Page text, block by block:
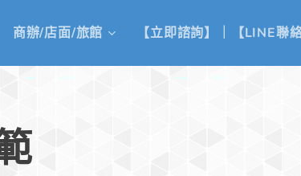
商辦/店面/旅館 【立即諮詢】｜【LINE聯絡